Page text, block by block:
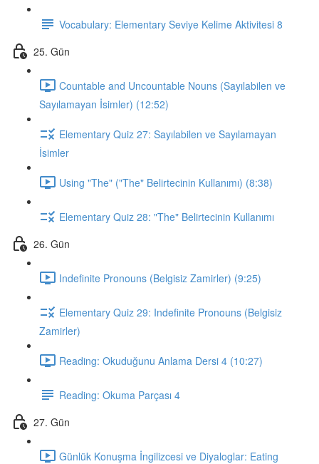
Vocabulary: Elementary Seviye Kelime Aktivitesi 8
25. Gün
Countable and Uncountable Nouns (Sayılabilen ve
Sayılamayan İsimler) (12:52)
Elementary Quiz 27: Sayılabilen ve Sayılamayan
İsimler
Using "The" ("The" Belirtecinin Kullanımı) (8:38)
Elementary Quiz 28: "The" Belirtecinin Kullanımı
26. Gün
Indefinite Pronouns (Belgisiz Zamirler) (9:25)
Elementary Quiz 29: Indefinite Pronouns (Belgisiz
Zamirler)
Reading: Okuduğunu Anlama Dersi 4 (10:27)
Reading: Okuma Parçası 4
27. Gün
Günlük Konuşma İngilizcesi ve Diyaloglar: Eating